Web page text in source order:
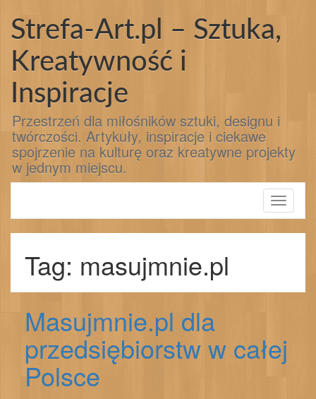
treściStrefa-Art.pl – Sztuka,
Kreatywność i
Inspiracje
Przestrzeń dla miłośników sztuki, designu i
twórczości. Artykuły, inspiracje i ciekawe
spojrzenie na kulturę oraz kreatywne projekty
w jednym miejscu.
Toggle
Tag: masujmnie.pl
Masujmnie.pl dla
przedsiębiorstw w całej
Polsce